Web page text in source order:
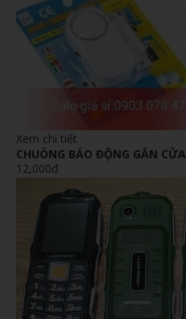
Xem chi tiết
CHUÔNG BÁO ĐỘNG GẮN CỬA
12,000đ